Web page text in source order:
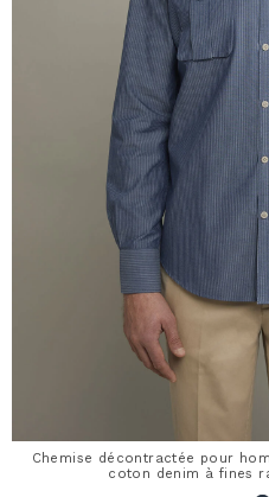
Chemise décontractée pour
coton denim à fines